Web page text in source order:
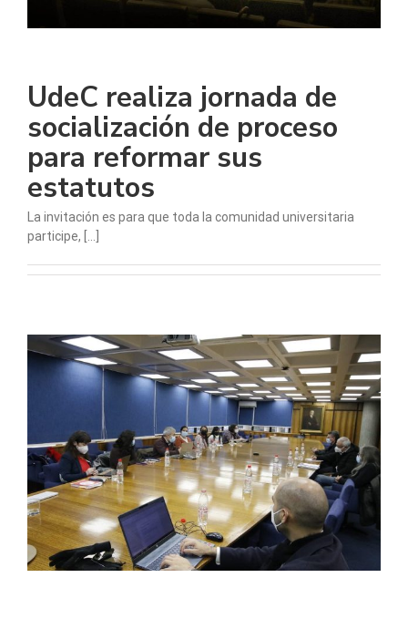
UdeC realiza jornada de
socialización de proceso
para reformar sus
estatutos
La invitación es para que toda la comunidad universitaria
participe, [...]